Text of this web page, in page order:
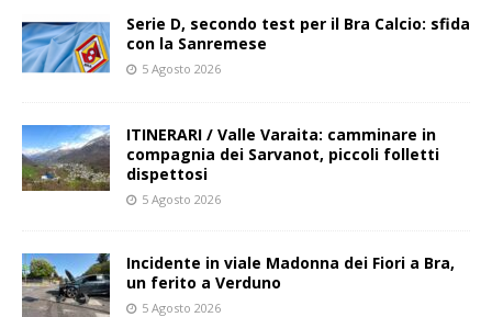
Serie D, secondo test per il Bra Calcio: sfida
con la Sanremese
5 Agosto 2026
ITINERARI / Valle Varaita: camminare in
compagnia dei Sarvanot, piccoli folletti
dispettosi
5 Agosto 2026
Incidente in viale Madonna dei Fiori a Bra,
un ferito a Verduno
5 Agosto 2026